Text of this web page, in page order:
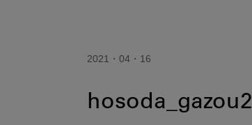
2021・04・16
hosoda_gazou2